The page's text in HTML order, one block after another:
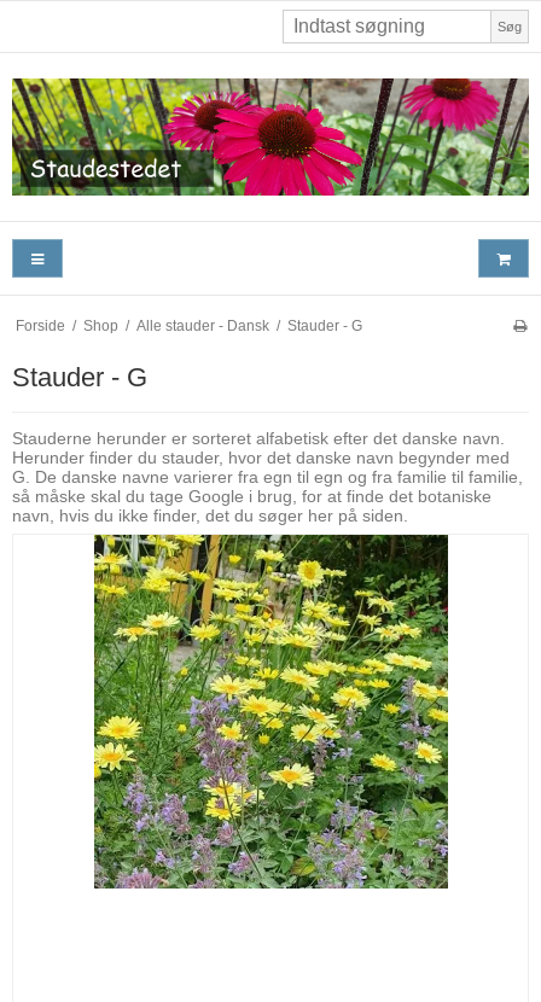
Søg
Forside / Shop / Alle stauder - Dansk / Stauder - G
Stauder - G
Stauderne herunder er sorteret alfabetisk efter det danske navn.
Herunder finder du stauder, hvor det danske navn begynder med
G. De danske navne varierer fra egn til egn og fra familie til familie,
så måske skal du tage Google i brug, for at finde det botaniske
navn, hvis du ikke finder, det du søger her på siden.